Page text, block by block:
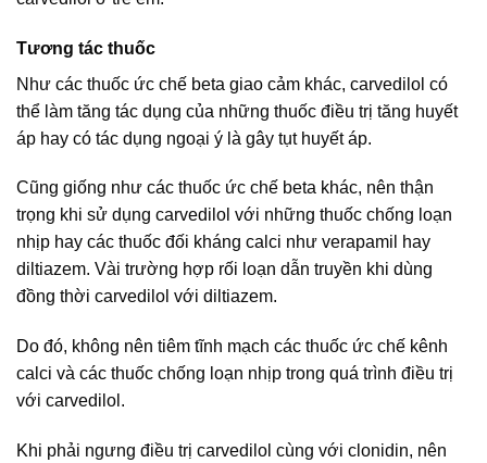
Tương tác thuốc
Như các thuốc ức chế beta giao cảm khác, carvedilol có
thể làm tăng tác dụng của những thuốc điều trị tăng huyết
áp hay có tác dụng ngoại ý là gây tụt huyết áp.
Cũng giống như các thuốc ức chế beta khác, nên thận
trọng khi sử dụng carvedilol với những thuốc chống loạn
nhịp hay các thuốc đối kháng calci như verapamil hay
diltiazem. Vài trường hợp rối loạn dẫn truyền khi dùng
đồng thời carvedilol với diltiazem.
Do đó, không nên tiêm tĩnh mạch các thuốc ức chế kênh
calci và các thuốc chống loạn nhịp trong quá trình điều trị
với carvedilol.
Khi phải ngưng điều trị carvedilol cùng với clonidin, nên